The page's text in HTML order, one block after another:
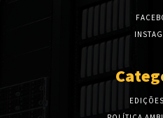
EDIÇÕES